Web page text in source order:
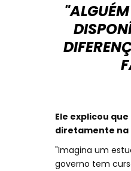
Ele explicou
diretamente na
"Imagina um
governo tem